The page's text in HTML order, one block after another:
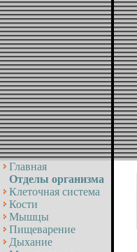
Главная
Отделы организма
Клеточная система
Кости
Мышцы
Пищеварение
Дыхание